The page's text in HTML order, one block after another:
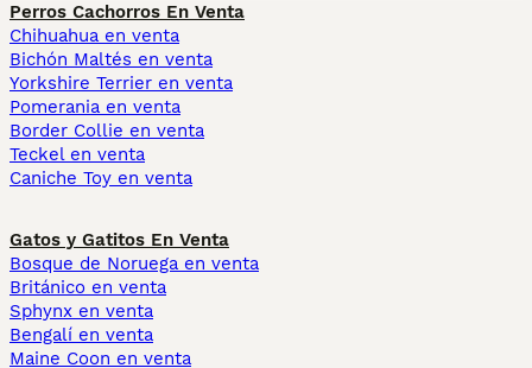
Perros Cachorros En Venta
Chihuahua en venta
Bichón Maltés en venta
Yorkshire Terrier en venta
Pomerania en venta
Border Collie en venta
Teckel en venta
Caniche Toy en venta
Gatos y Gatitos En Venta
Bosque de Noruega en venta
Británico en venta
Sphynx en venta
Bengalí en venta
Maine Coon en venta